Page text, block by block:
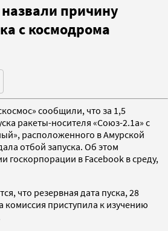
назвали причину
с космодрома
сообщили, что за 1,5
ракеты-носителя «Союз-2.1а» с
расположенного в Амурской
отбой запуска. Об этом
госкорпорации в Facebook в среду,
что резервная дата пуска, 28
комиссия приступила к изучению